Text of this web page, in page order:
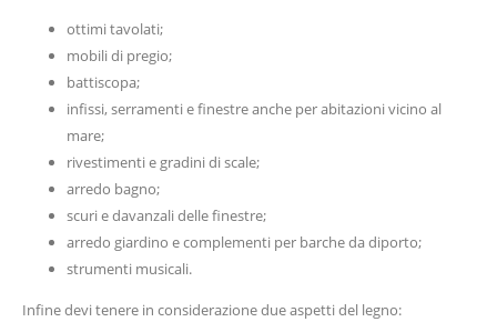
ottimi tavolati;
mobili di pregio;
battiscopa;
infissi, serramenti e finestre anche per abitazioni vicino al
mare;
rivestimenti e gradini di scale;
arredo bagno;
scuri e davanzali delle finestre;
arredo giardino e complementi per barche da diporto;
strumenti musicali.
Infine devi tenere in considerazione due aspetti del legno: